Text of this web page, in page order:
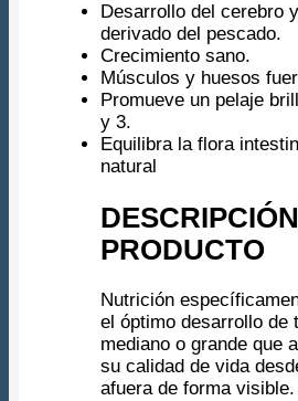
Desarrollo del cerebro
derivado del pescado.
Crecimiento sano.
Músculos y huesos
Promueve un pelaje
y 3.
Equilibra la flora
natural
PRODUCTO
Nutrición
el óptimo desarrollo de
mediano o grande que
su calidad de vida
afuera de forma visible.